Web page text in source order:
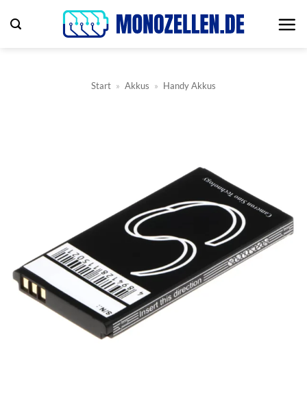
Inhalt
Start » Akkus » Handy Akkus